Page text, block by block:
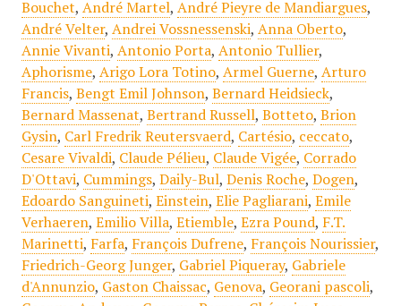
Bouchet, André Martel, André Pieyre de Mandiargues,
André Velter, Andrei Vossnessenski, Anna Oberto,
Annie Vivanti, Antonio Porta, Antonio Tullier,
Aphorisme, Arigo Lora Totino, Armel Guerne, Arturo
Francis, Bengt Emil Johnson, Bernard Heidsieck,
Bernard Massenat, Bertrand Russell, Botteto, Brion
Gysin, Carl Fredrik Reutersvaerd, Cartésio, ceccato,
Cesare Vivaldi, Claude Pélieu, Claude Vigée, Corrado
D'Ottavi, Cummings, Daily-Bul, Denis Roche, Dogen,
Edoardo Sanguineti, Einstein, Elie Pagliarani, Emile
Verhaeren, Emilio Villa, Etiemble, Ezra Pound, F.T.
Marinetti, Farfa, François Dufrene, François Nourissier,
Friedrich-Georg Junger, Gabriel Piqueray, Gabriele
d'Annunzio, Gaston Chaissac, Genova, Georani pascoli,